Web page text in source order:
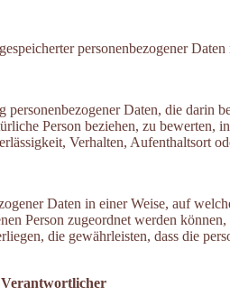
personenbezogener
Daten, die darin
Person beziehen, zu
Verhalten, Aufenthaltsort
Daten in einer Weise, auf
Person zugeordnet werden
die gewährleisten, dass die